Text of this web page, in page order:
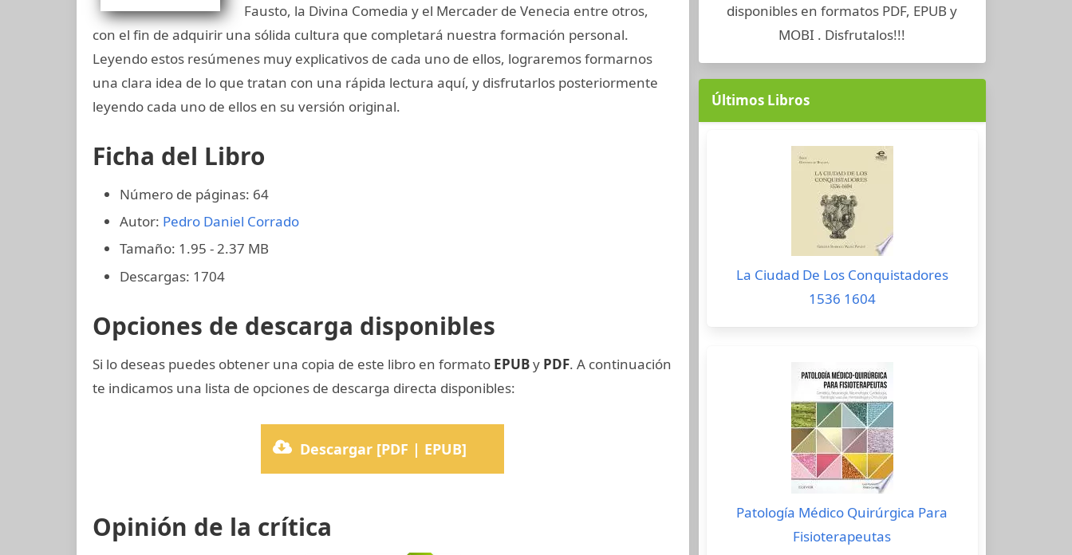
Fausto, la Divina Comedia y el Mercader de Venecia entre otros,
con el fin de adquirir una sólida cultura que completará nuestra formación personal.
Leyendo estos resúmenes muy explicativos de cada uno de ellos, lograremos formarnos
una clara idea de lo que tratan con una rápida lectura aquí, y disfrutarlos posteriormente
leyendo cada uno de ellos en su versión original.
Ficha del Libro
Número de páginas: 64
Autor: Pedro Daniel Corrado
Tamaño: 1.95 - 2.37 MB
Descargas: 1704
Opciones de descarga disponibles
Si lo deseas puedes obtener una copia de este libro en formato EPUBy PDF. A continuación
te indicamos una lista de opciones de descarga directa disponibles:
Descargar [PDF | EPUB]
Opinión de la crítica
disponibles en formatos PDF, EPUB y
MOBI . Disfrutalos!!!
Últimos Libros
La Ciudad De Los Conquistadores
1536 1604
Patología Médico Quirúrgica Para
Fisioterapeutas